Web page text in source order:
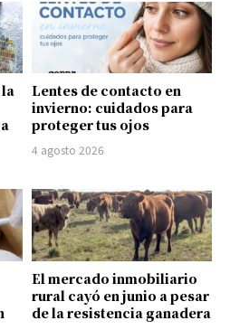
Lentes de contacto en
invierno: cuidados para
proteger tus ojos
4 agosto 2026
El mercado inmobiliario
rural cayó en junio a pesar
de la resistencia ganadera